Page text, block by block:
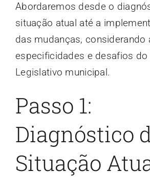
Abordaremos desde o
situação atual até a
das mudanças, considerando
especificidades e desafios do
Legislativo municipal.
Passo 1:
Diagnóstico
Situação